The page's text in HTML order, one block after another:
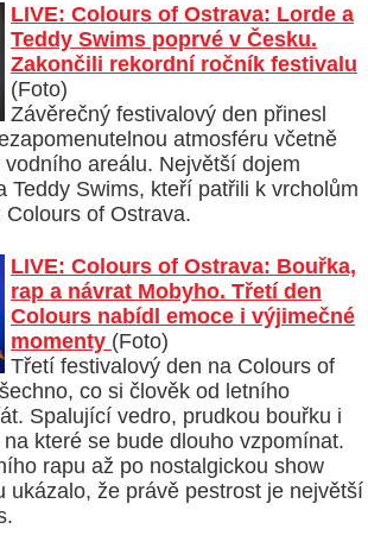
LIVE: Colours of Ostrava: Lorde a
Teddy Swims poprvé v Česku.
Zakončili rekordní ročník festivalu
(Foto)
Závěrečný festivalový den přinesl
atmosféru včetně
areálu. Největší dojem
Teddy Swims, kteří patřili k vrcholům
of Ostrava.
LIVE: Colours of Ostrava: Bouřka,
rap a návrat Mobyho. Třetí den
Colours nabídl emoce i výjimečné
momenty (Foto)
Třetí festivalový den na Colours of
co si člověk od letního
Spalující vedro, prudkou bouřku i
které se bude dlouho vzpomínat.
rapu až po nostalgickou show
ukázalo, že právě pestrost je největší